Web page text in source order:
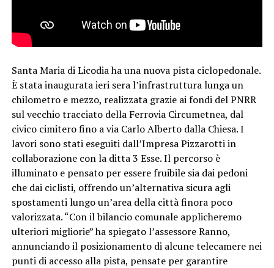
Santa Maria di Licodia ha una nuova pista ciclopedonale.
È stata inaugurata ieri sera l’infrastruttura lunga un
chilometro e mezzo, realizzata grazie ai fondi del PNRR
sul vecchio tracciato della Ferrovia Circumetnea, dal
civico cimitero fino a via Carlo Alberto dalla Chiesa. I
lavori sono stati eseguiti dall’Impresa Pizzarotti in
collaborazione con la ditta 3 Esse. Il percorso è
illuminato e pensato per essere fruibile sia dai pedoni
che dai ciclisti, offrendo un’alternativa sicura agli
spostamenti lungo un’area della città finora poco
valorizzata. “Con il bilancio comunale applicheremo
ulteriori migliorie” ha spiegato l’assessore Ranno,
annunciando il posizionamento di alcune telecamere nei
punti di accesso alla pista, pensate per garantire